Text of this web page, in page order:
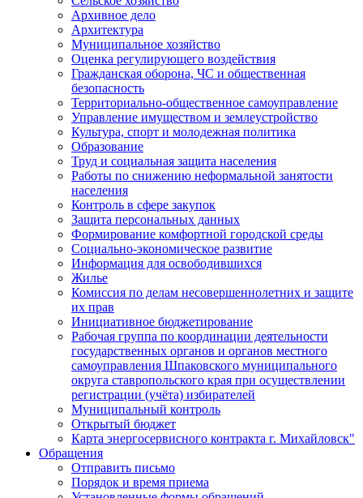
Архивное дело
Архитектура
Муниципальное хозяйство
Оценка регулирующего воздействия
Гражданская оборона, ЧС и общественная
безопасность
Территориально-общественное самоуправление
Управление имуществом и землеустройство
Культура, спорт и молодежная политика
Образование
Труд и социальная защита населения
Работы по снижению неформальной занятости
населения
Контроль в сфере закупок
Защита персональных данных
Формирование комфортной городской среды
Социально-экономическое развитие
Информация для освободившихся
Жилье
Комиссия по делам несовершеннолетних и защите
их прав
Инициативное бюджетирование
Рабочая группа по координации деятельности
государственных органов и органов местного
самоуправления Шпаковского муниципального
округа ставропольского края при осуществлении
регистрации (учёта) избирателей
Муниципальный контроль
Открытый бюджет
Карта энергосервисного контракта г. Михайловск"
Обращения
Отправить письмо
Порядок и время приема